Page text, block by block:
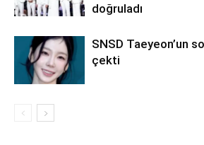
doğruladı
SNSD Taeyeon’un
çekti